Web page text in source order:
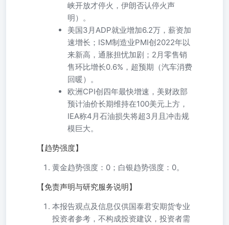
峡开放才停火，伊朗否认停火声
明）。
美国3月ADP就业增加6.2万，薪资加
速增长；ISM制造业PMI创2022年以
来新高，通胀担忧加剧；2月零售销
售环比增长0.6%，超预期（汽车消费
回暖）。
欧洲CPI创四年最快增速，美财政部
预计油价长期维持在100美元上方，
IEA称4月石油损失将超3月且冲击规
模巨大。
【趋势强度】
黄金趋势强度：0；白银趋势强度：0。
【免责声明与研究服务说明】
本报告观点及信息仅供国泰君安期货专业
投资者参考，不构成投资建议，投资者需